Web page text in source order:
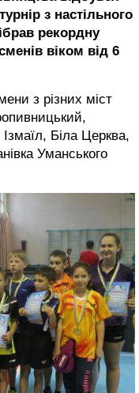
з настільного
рекордну
віком від 6
з різних міст
Біла Церква,
Уманського